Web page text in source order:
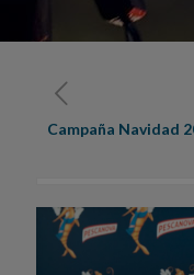
Campaña Navidad